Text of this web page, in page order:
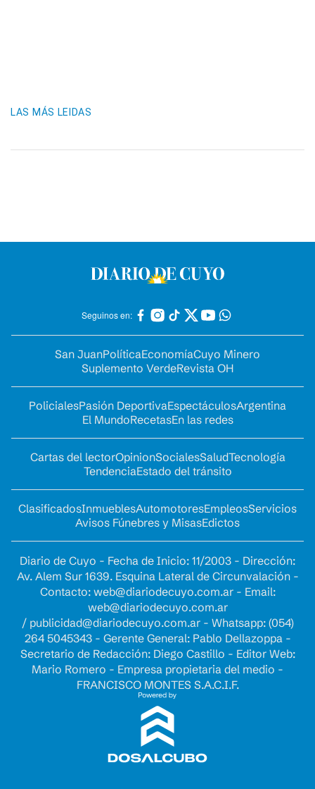
LAS MÁS LEIDAS
Seguinos en:
San JuanPolíticaEconomíaCuyo Minero
Suplemento VerdeRevista OH
PolicialesPasión DeportivaEspectáculosArgentina
El MundoRecetasEn las redes
Cartas del lectorOpinionSocialesSaludTecnología
TendenciaEstado del tránsito
ClasificadosInmueblesAutomotoresEmpleosServicios
Avisos Fúnebres y MisasEdictos
Diario de Cuyo - Fecha de Inicio: 11/2003 - Dirección:
Av. Alem Sur 1639. Esquina Lateral de Circunvalación -
Contacto: web@diariodecuyo.com.ar- Email:
web@diariodecuyo.com.ar
/ publicidad@diariodecuyo.com.ar- Whatsapp: (054)
264 5045343 - Gerente General: Pablo Dellazoppa -
Secretario de Redacción: Diego Castillo - Editor Web:
Mario Romero - Empresa propietaria del medio -
FRANCISCO MONTES S.A.C.I.F.